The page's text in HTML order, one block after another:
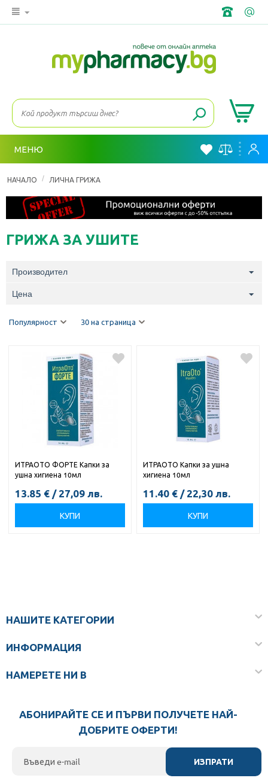
МЕНЮ
НАЧАЛО / ЛИЧНА ГРИЖА
ГРИЖА ЗА УШИТЕ
Производител
Цена
Популярност 30 на страница
ИТРАОТО ФОРТЕ Капки за
ушна хигиена 10мл
13.85 € / 27,09 лв.
КУПИ
ИТРАОТО Капки за ушна
хигиена 10мл
11.40 € / 22,30 лв.
КУПИ
НАШИТЕ КАТЕГОРИИ
ИНФОРМАЦИЯ
НАМЕРЕТЕ НИ В
АБОНИРАЙТЕ СЕ И ПЪРВИ ПОЛУЧЕТЕ НАЙ-
ДОБРИТЕ ОФЕРТИ!
ИЗПРАТИ